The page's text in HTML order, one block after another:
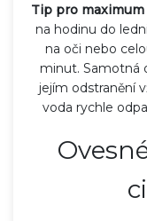
Tip pro
na hodinu do
na oči nebo
minut. Samotná
jejím odstranění
voda rychle